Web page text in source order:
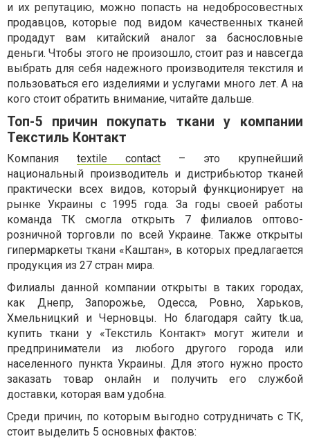
и их репутацию, можно попасть на недобросовестных
продавцов, которые под видом качественных тканей
продадут вам китайский аналог за баснословные
деньги. Чтобы этого не произошло, стоит раз и навсегда
выбрать для себя надежного производителя текстиля и
пользоваться его изделиями и услугами много лет. А на
кого стоит обратить внимание, читайте дальше.
Топ-5 причин покупать ткани у компании
Текстиль Контакт
Компания textile contact – это крупнейший
национальный производитель и дистрибьютор тканей
практически всех видов, который функционирует на
рынке Украины с 1995 года. За годы своей работы
команда ТК смогла открыть 7 филиалов оптово-
розничной торговли по всей Украине. Также открыты
гипермаркеты ткани «Каштан», в которых предлагается
продукция из 27 стран мира.
Филиалы данной компании открыты в таких городах,
как Днепр, Запорожье, Одесса, Ровно, Харьков,
Хмельницкий и Черновцы. Но благодаря сайту tk.ua,
купить ткани у «Текстиль Контакт» могут жители и
предприниматели из любого другого города или
населенного пункта Украины. Для этого нужно просто
заказать товар онлайн и получить его службой
доставки, которая вам удобна.
Среди причин, по которым выгодно сотрудничать с ТК,
стоит выделить 5 основных фактов: